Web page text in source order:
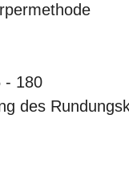
- 180
des